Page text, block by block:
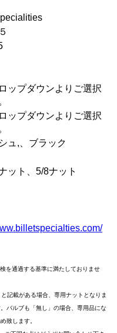
ップダウンよりご選択
ップダウンよりご選択
ュ,、ブラック
ット、5/8ナット
を通過する基準に満たしておりませ
記載がある場合、専用ナットとなりま
バルブも「無し」の場合、専用品にな
致します。